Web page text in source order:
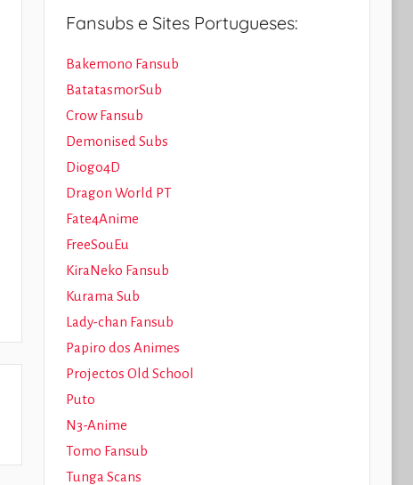
Fansubs e Sites Portugueses:
Bakemono Fansub
BatatasmorSub
Crow Fansub
Demonised Subs
Diogo4D
Dragon World PT
Fate4Anime
FreeSouEu
KiraNeko Fansub
Kurama Sub
Lady-chan Fansub
Papiro dos Animes
Projectos Old School
Puto
N3-Anime
Tomo Fansub
Tunga Scans